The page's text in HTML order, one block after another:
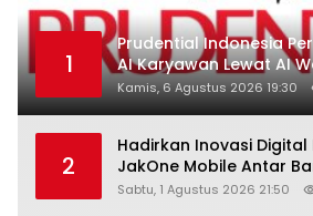
1
Prudential Indonesia
AI Karyawan Lewat AI
Kamis, 6 Agustus 2026 19:30
2
Hadirkan Inovasi Digital
JakOne Mobile Antar
Raih Digital Excellence
Sabtu, 1 Agustus 2026 21:50